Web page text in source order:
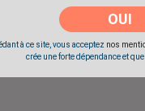
OUI
à ce site, vous acceptez nos
crée une forte dépendance et